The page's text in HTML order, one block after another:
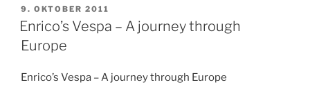
Special
Edition“
VERÖFFENTLICHT
AM
9. OKTOBER 2011
Enrico’s Vespa – A journey through
Europe
Enrico’s Vespa – A journey through Europe